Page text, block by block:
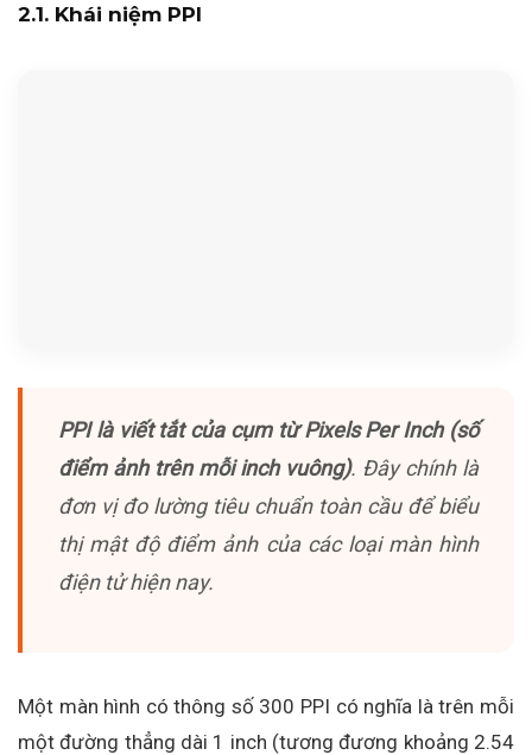
2.1. Khái niệm PPI
PPI là viết tắt của cụm từ Pixels Per Inch (số
điểm ảnh trên mỗi inch vuông). Đây chính là
đơn vị đo lường tiêu chuẩn toàn cầu để biểu
thị mật độ điểm ảnh của các loại màn hình
điện tử hiện nay.
Một màn hình có thông số 300 PPI có nghĩa là trên mỗi
một đường thẳng dài 1 inch (tương đương khoảng 2.54